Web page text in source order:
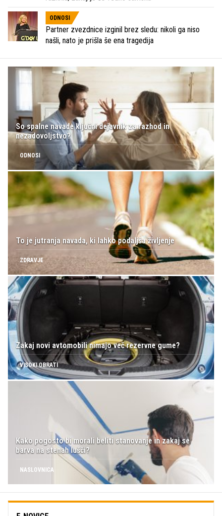
ODNOSI
Partner zvezdnice izginil brez sledu: nikoli ga niso
našli, nato je prišla še ena tragedija
So spalne navade ključni dejavnik za razhod in
nezadovoljstvo?
ODNOSI
To je jutranja navada, ki lahko podaljša življenje
ZDRAVJE
Zakaj novi avtomobili nimajo več rezervne gume?
VISOKI OBRATI
Kako pogosto bi morali beliti stanovanje in zakaj se
barva na stenah lušči?
NASLOVNICA